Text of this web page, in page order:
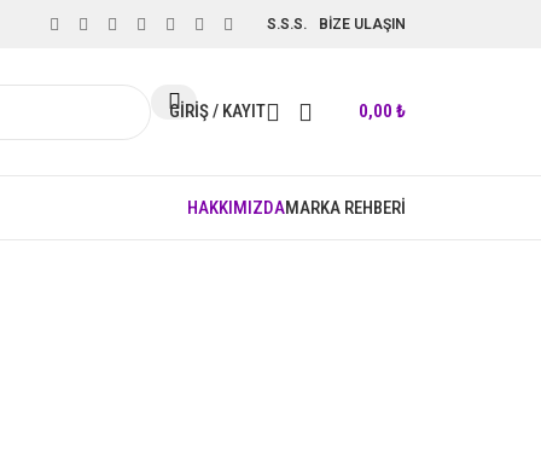
S.S.S. BİZE ULAŞIN
GIRIŞ / KAYIT 0,00 ₺
HAKKIMIZDAMARKA REHBERİ